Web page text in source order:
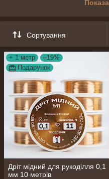
0.5 мм
0.6 мм
0.9 мм
1.0
мм
2.0
Оптовим покупцям: можна
замовлення, заповнити його
smgzavod@gmail.com
Сортування
+ 1 метр
–19%
Подарунок
Дріт мідний для рукоділля 0,1
мм 10 метрів